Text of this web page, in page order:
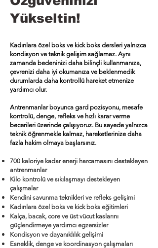
Yükseltin!
Kadınlara özel boks ve kick boks dersleri yalnızca
kondisyon ve teknik gelişim sağlamaz. Aynı
zamanda bedeninizi daha bilinçli kullanmanıza,
çevrenizi daha iyi okumanıza ve beklenmedik
durumlarda daha kontrollü hareket etmenize
yardımcı olur.
Antrenmanlar boyunca gard pozisyonu, mesafe
kontrolü, denge, refleks ve hızlı karar verme
becerileri üzerinde çalışıyoruz. Bu sayede yalnızca
teknik öğrenmekle kalmaz, hareketlerinize daha
fazla hakim olmaya başlarsınız.
700 kaloriye kadar enerji harcamasını destekleyen
antrenmanlar
Kilo kontrolü ve sıkılaşmayı destekleyen
çalışmalar
Kendini savunma teknikleri ve refleks gelişimi
Kadınlara özel boks ve kick boks eğitimleri
Kalça, bacak, core ve üst vücut kaslarını
güçlendirmeye yardımcı egzersizler
Kondisyon ve dayanıklılık gelişimi
Esneklik, denge ve koordinasyon çalışmaları